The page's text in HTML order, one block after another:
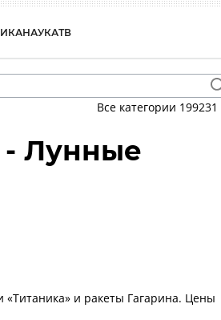
НАУКАТВ
Все категории 199231
- Лунные
и ракеты Гагарина. Цены